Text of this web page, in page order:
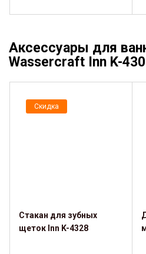
Аксессуары для
Wassercraft Inn K-
Скидка
Стакан для зубных
щеток Inn K-4328